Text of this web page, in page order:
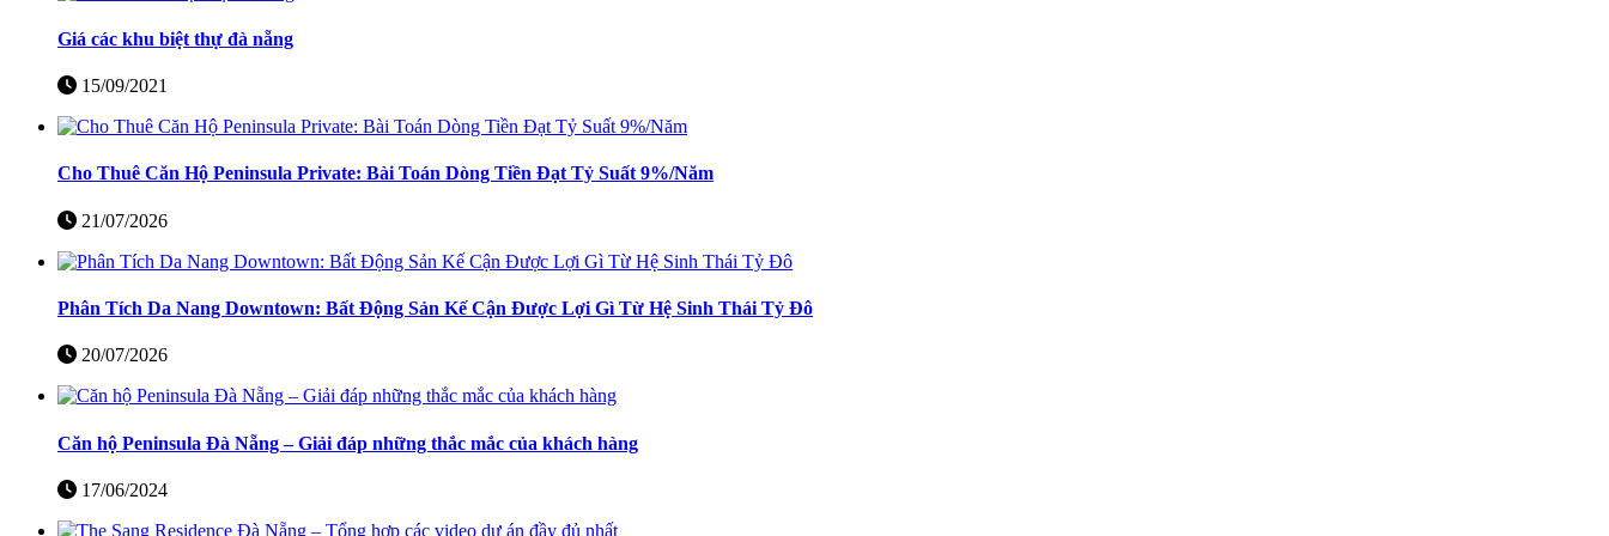
Giá các khu biệt thự đà nẵng
15/09/2021
Cho Thuê Căn Hộ Peninsula Private: Bài Toán Dòng Tiền Đạt Tỷ Suất 9%/Năm
21/07/2026
Phân Tích Da Nang Downtown: Bất Động Sản Kế Cận Được Lợi Gì Từ Hệ Sinh Thái Tỷ Đô
20/07/2026
Căn hộ Peninsula Đà Nẵng – Giải đáp những thắc mắc của khách hàng
17/06/2024